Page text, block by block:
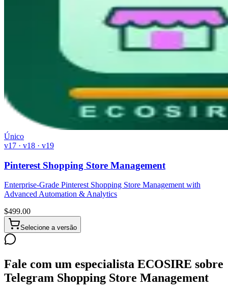
Único
v17 · v18 · v19
Pinterest Shopping Store Management
Enterprise-Grade Pinterest Shopping Store Management with
Advanced Automation & Analytics
$499.00
Selecione a versão
Fale com um especialista ECOSIRE sobre
Telegram Shopping Store Management